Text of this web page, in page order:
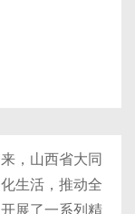
，山西省大同
生活，推动全
展了一系列精